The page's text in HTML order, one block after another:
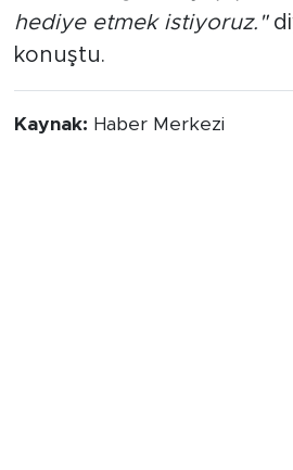
hediye etmek istiyoruz."
konuştu.
Kaynak: Haber Merkezi